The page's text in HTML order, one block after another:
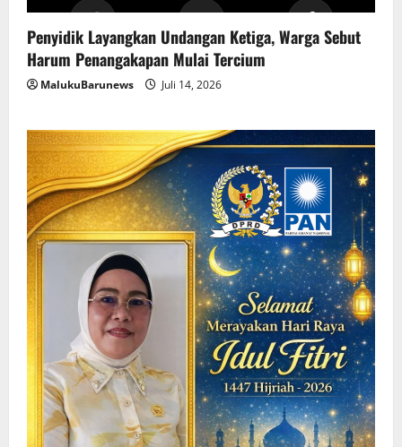
Penyidik Layangkan Undangan Ketiga, Warga Sebut
Harum Penangakapan Mulai Tercium
MalukuBarunews Juli 14, 2026